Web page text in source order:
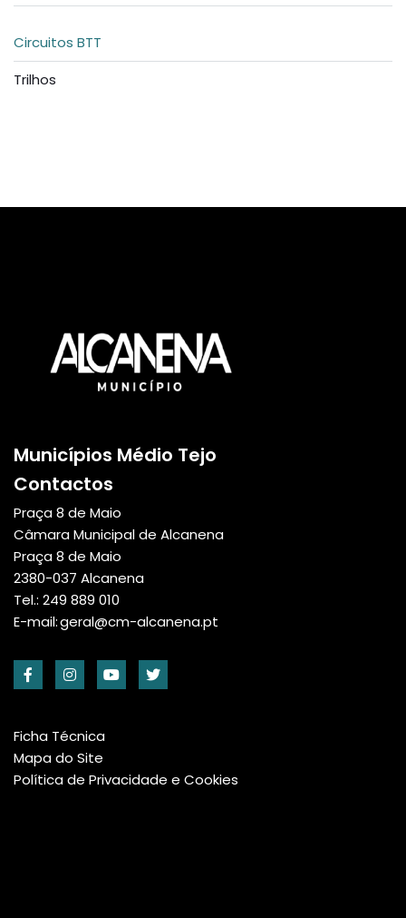
Circuitos BTT
Trilhos
Municípios Médio Tejo
Contactos
Praça 8 de Maio
Câmara Municipal de Alcanena
Praça 8 de Maio
2380-037 Alcanena
Tel.: 249 889 010
E-mail:geral@cm-alcanena.pt
Ficha Técnica
Mapa do Site
Política de Privacidade e Cookies